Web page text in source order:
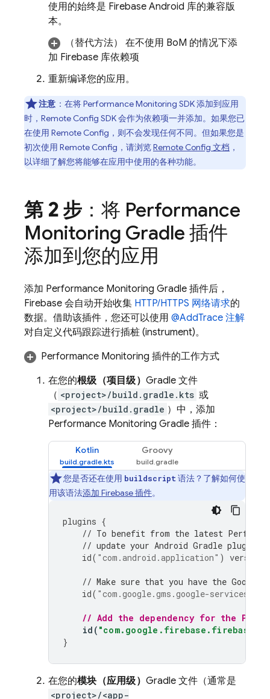
使用的始终是 Firebase Android 库的兼容版
本。
（替代方法）
在不使用 BoM 的情况下添
加 Firebase 库依赖项
重新编译您的应用。
注意 ：在将Performance Monitoring SDK 添加到应用
时， Remote Config SDK 会作为依赖项一并添加。如果您已
在使用 Remote Config ，则不会发现任何不同。但如果您是
初次使用 Remote Config ，请浏览Remote Config 文档 ，
以详细了解您将能够在应用中使用的各种功能。
第 2 步 ：将 Performance
Monitoring Gradle 插件
添加到您的应用
添加 Performance Monitoring Gradle 插件后，
Firebase 会自动开始收集 HTTP/HTTPS 网络请求的
数据。借助该插件，您还可以使用 @AddTrace 注解
对自定义代码跟踪进行插桩 (instrument)。
Performance Monitoring 插件的工作方式
在您的根级（项目级） Gradle 文件
（ <project>/build.gradle.kts 或
<project>/build.gradle ）中，添加
Performance Monitoring Gradle 插件：
Kotlin Groovy
您是否还在使用 buildscript 语法？了解如何使
用该语法添加 Firebase 插件。
plugins {
// To benefit from the latest
// update your Android Gradle plugin
id( "com.android.application" ) version
// Make sure that you have the Google
id( "com.google.gms.google-services"
// Add the dependency for the
id ( "com.google.firebase.firebase-
}
在您的模块（应用级） Gradle 文件（通常是
<project>/<app-